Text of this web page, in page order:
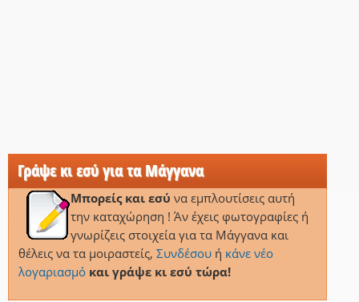
Γράψε κι εσύ για τα Μάγγανα
Μπορείς και εσύ να εμπλουτίσεις αυτή
την καταχώρηση ! Άν έχεις φωτογραφίες ή
γνωρίζεις στοιχεία για τα Μάγγανα και
θέλεις να τα μοιραστείς, Συνδέσουή κάνε νέο
λογαριασμό και γράψε κι εσύ τώρα!